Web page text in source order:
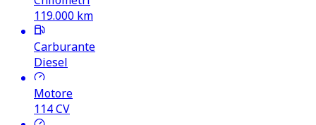
119.000 km
Carburante
Diesel
Motore
114CV